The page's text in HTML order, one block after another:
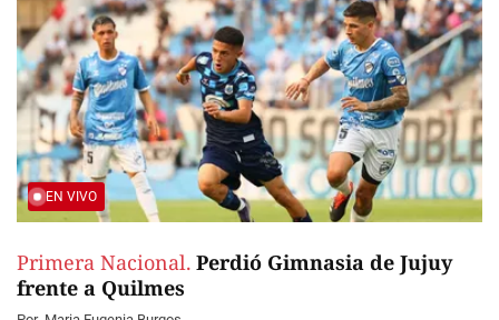
EN VIVO
Primera Nacional. Perdió Gimnasia de Jujuy
frente a Quilmes